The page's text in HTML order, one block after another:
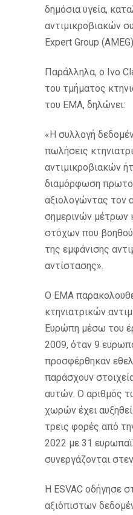
δημόσια υγεία,
αντιμικροβιακών
Expert Group
Παράλληλα, ο Ivo
του τμήματος
του EMA, δηλώνει:
«Η συλλογή
πωλήσεις
αντιμικροβιακών
διαμόρφωση
αξιολογώντας τον
σημερινών μέτρων
στόχων που
της εμφάνισης
αντίστασης».
Ο EMA
κτηνιατρικών
Ευρώπη μέσω του
2009, όταν 9
προσφέρθηκαν
παράσχουν
αυτών. Ο αριθμός
χωρών έχει
τρεις φορές από
2022 με 31
συνεργάζονται
Η ESVAC οδήγησε
αξιόπιστων